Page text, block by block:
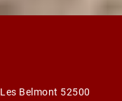
Belmont 52500